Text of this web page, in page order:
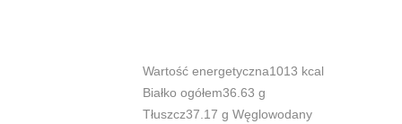
Wartość energetyczna1013 kcal
Białko ogółem36.63 g
Tłuszcz37.17 g Węglowodany